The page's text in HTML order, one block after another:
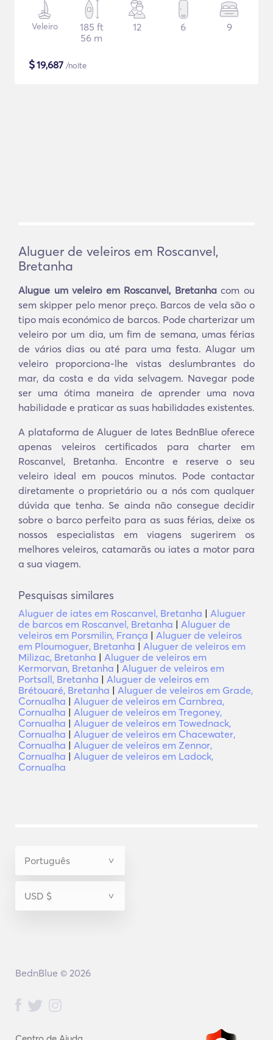
Veleiro
185 ft
56 m
12 6 9
$19,687 /noite
Aluguer de veleiros em Roscanvel,
Bretanha
Alugue um veleiro em Roscanvel, Bretanhacom ou
sem skipper pelo menor preço. Barcos de vela são o
tipo mais económico de barcos. Pode charterizar um
veleiro por um dia, um fim de semana, umas férias
de vários dias ou até para uma festa. Alugar um
veleiro proporciona-lhe vistas deslumbrantes do
mar, da costa e da vida selvagem. Navegar pode
ser uma ótima maneira de aprender uma nova
habilidade e praticar as suas habilidades existentes.
A plataforma de Aluguer de Iates BednBlue oferece
apenas veleiros certificados para charter em
Roscanvel, Bretanha. Encontre e reserve o seu
veleiro ideal em poucos minutos. Pode contactar
diretamente o proprietário ou a nós com qualquer
dúvida que tenha. Se ainda não consegue decidir
sobre o barco perfeito para as suas férias, deixe os
nossos especialistas em viagens sugerirem os
melhores veleiros, catamarãs ou iates a motor para
a sua viagem.
Pesquisas similares
Aluguer de iates em Roscanvel, Bretanha | Aluguer
de barcos em Roscanvel, Bretanha | Aluguer de
veleiros em Porsmilin, França | Aluguer de veleiros
em Ploumoguer, Bretanha | Aluguer de veleiros em
Milizac, Bretanha | Aluguer de veleiros em
Kermorvan, Bretanha | Aluguer de veleiros em
Portsall, Bretanha | Aluguer de veleiros em
Brétouaré, Bretanha | Aluguer de veleiros em Grade,
Cornualha | Aluguer de veleiros em Carnbrea,
Cornualha | Aluguer de veleiros em Tregoney,
Cornualha | Aluguer de veleiros em Towednack,
Cornualha | Aluguer de veleiros em Chacewater,
Cornualha | Aluguer de veleiros em Zennor,
Cornualha | Aluguer de veleiros em Ladock,
Cornualha
BednBlue © 2026